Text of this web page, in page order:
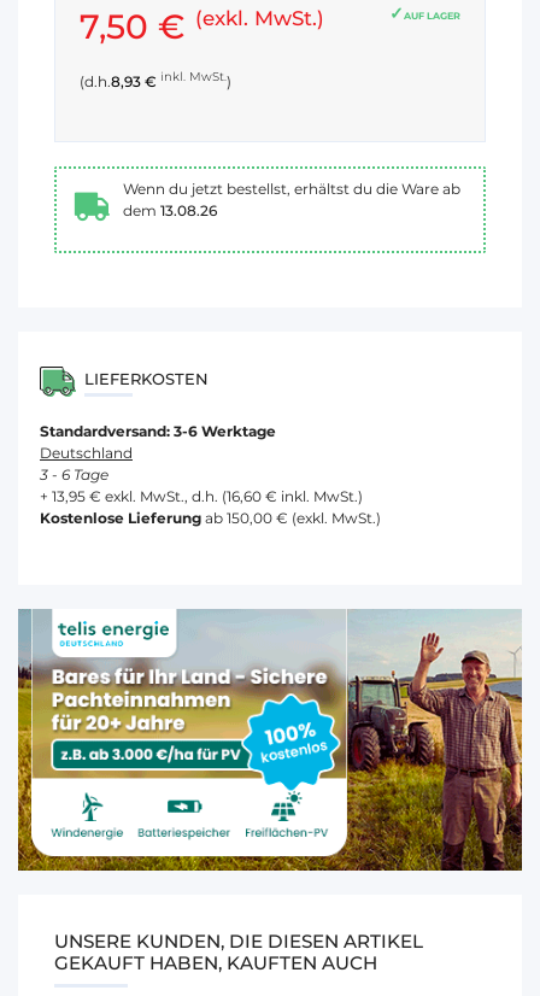
AUF LAGER
7,50 € (exkl. MwSt.)
(d.h.8,93 € inkl. MwSt.)
Wenn du jetzt bestellst, erhältst du die Ware ab
dem 13.08.26
LIEFERKOSTEN
Standardversand: 3-6 Werktage
Deutschland
3 - 6 Tage
+ 13,95 € exkl. MwSt., d.h. (16,60 € inkl. MwSt.)
Kostenlose Lieferung ab 150,00 € (exkl. MwSt.)
UNSERE KUNDEN, DIE DIESEN ARTIKEL
GEKAUFT HABEN, KAUFTEN AUCH